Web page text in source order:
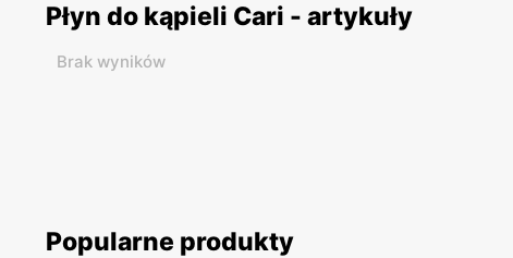
Płyn do kąpieli Cari - artykuły
Brak wyników
Popularne produkty